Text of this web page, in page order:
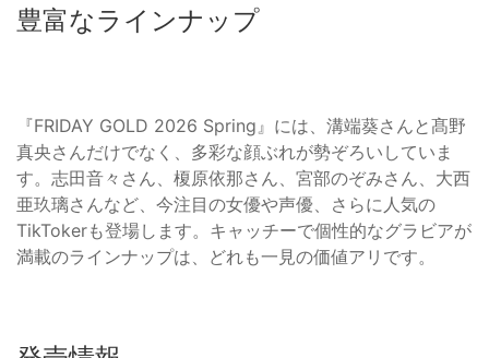
豊富なラインナップ
『FRIDAY GOLD 2026 Spring』には、溝端葵さんと髙野
真央さんだけでなく、多彩な顔ぶれが勢ぞろいしていま
す。志田音々さん、榎原依那さん、宮部のぞみさん、大西
亜玖璃さんなど、今注目の女優や声優、さらに人気の
TikTokerも登場します。キャッチーで個性的なグラビアが
満載のラインナップは、どれも一見の価値アリです。